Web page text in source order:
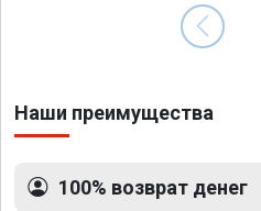
Наши преимущества
100% возврат денег